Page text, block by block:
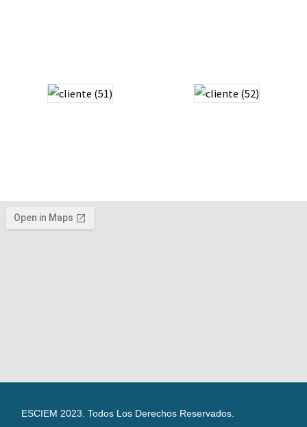
ESCIEM 2023. Todos Los Derechos Reservados.